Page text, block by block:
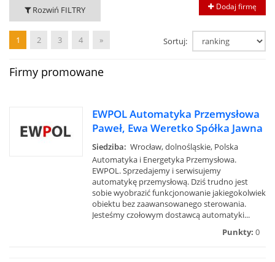
Dodaj firmę
Rozwiń FILTRY
1 2 3 4 » Sortuj:
Firmy promowane
EWPOL Automatyka Przemysłowa
Paweł, Ewa Weretko Spółka Jawna
Siedziba: Wrocław, dolnośląskie, Polska
Automatyka i Energetyka Przemysłowa.
EWPOL. Sprzedajemy i serwisujemy
automatykę przemysłową. Dziś trudno jest
sobie wyobrazić funkcjonowanie jakiegokolwiek
obiektu bez zaawansowanego sterowania.
Jesteśmy czołowym dostawcą automatyki...
Punkty: 0